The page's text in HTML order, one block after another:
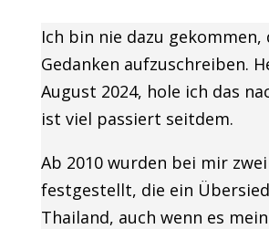
Ich bin nie dazu gekommen,
Gedanken aufzuschreiben.
August 2024, hole ich das
ist viel passiert seitdem.
Ab 2010 wurden bei mir
festgestellt, die ein
Thailand, auch wenn es mein